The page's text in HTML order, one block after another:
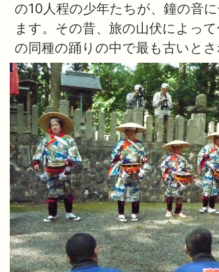
の10人程の少年たちが、鐘の音
ます。その昔、旅の山伏によっ
の同種の踊りの中で最も古いと